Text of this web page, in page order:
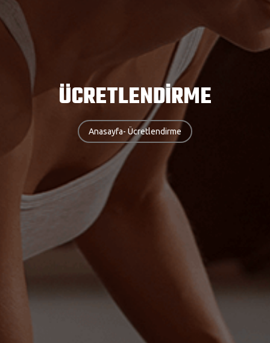
ÜCRETLENDİRME
Anasayfa- Ücretlendirme